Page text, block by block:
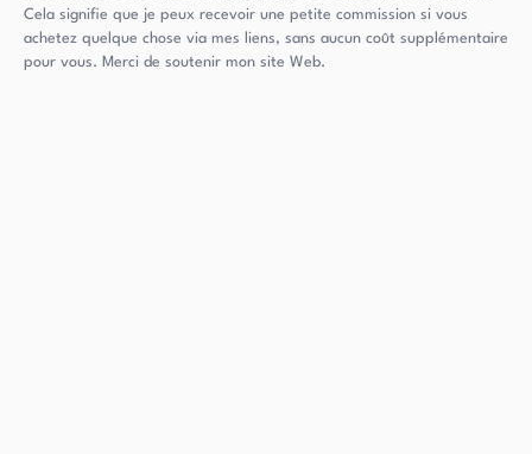
Cela signifie que je peux recevoir une petite commission si vous
achetez quelque chose via mes liens, sans aucun coût supplémentaire
pour vous. Merci de soutenir mon site Web.